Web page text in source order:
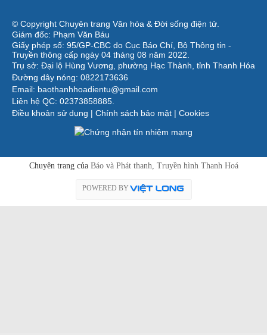
© Copyright Chuyên trang Văn hóa & Đời sống điện tử.
Giám đốc: Phạm Văn Báu
Giấy phép số: 95/GP-CBC do Cục Báo Chí, Bộ Thông tin -
Truyền thông cấp ngày 04 tháng 08 năm 2022.
Trụ sở: Đại lộ Hùng Vương, phường Hạc Thành, tỉnh Thanh Hóa
Đường dây nóng: 0822173636
Email: baothanhhoadientu@gmail.com
Liên hệ QC: 02373858885.
Điều khoản sử dụng | Chính sách bảo mật | Cookies
Chuyên trang của Báo và Phát thanh, Truyền hình Thanh Hoá
POWERED BY